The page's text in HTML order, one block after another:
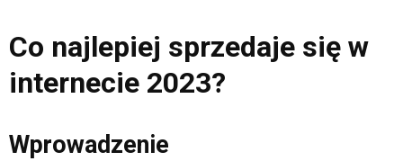
Co najlepiej sprzedaje się w
internecie 2023?
Wprowadzenie